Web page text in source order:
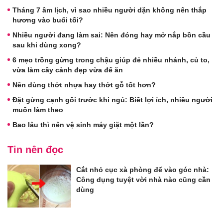
Tháng 7 âm lịch, vì sao nhiều người dặn không nên thắp
hương vào buổi tối?
Nhiều người đang làm sai: Nên đóng hay mở nắp bồn cầu
sau khi dùng xong?
6 mẹo trồng gừng trong chậu giúp đẻ nhiều nhánh, củ to,
vừa làm cây cảnh đẹp vừa để ăn
Nên dùng thớt nhựa hay thớt gỗ tốt hơn?
Đặt gừng cạnh gối trước khi ngủ: Biết lợi ích, nhiều người
muốn làm theo
Bao lâu thì nên vệ sinh máy giặt một lần?
Tin nên đọc
Cắt nhỏ cục xà phòng để vào góc nhà:
Công dụng tuyệt vời nhà nào cũng cần
dùng